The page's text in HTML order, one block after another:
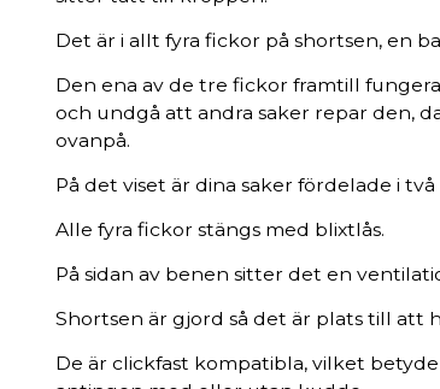
Det är i allt fyra fickor på shortsen, en
Den ena av de tre fickor framtill
och undgå att andra saker repar den,
ovanpå.
På det viset är dina saker fördelade i
Alle fyra fickor stängs med blixtlås.
På sidan av benen sitter det en
Shortsen är gjord så det är plats till att
De är clickfast kompatibla, vilket